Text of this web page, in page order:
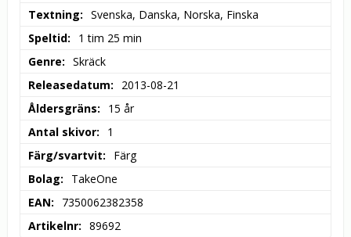
Textning
Svenska, Danska, Norska, Finska
Speltid
1 tim 25 min
Genre
Skräck
Releasedatum
2013-08-21
Åldersgräns
15 år
Antal skivor
1
Färg/svartvit
Färg
Bolag
TakeOne
EAN
7350062382358
Artikelnr
89692